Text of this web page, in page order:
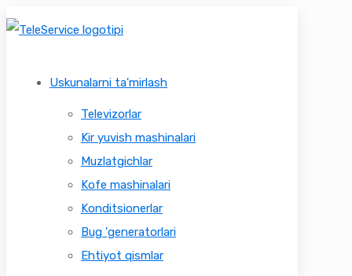
Uskunalarni ta'mirlash
Televizorlar
Kir yuvish mashinalari
Muzlatgichlar
Kofe mashinalari
Konditsionerlar
Bug 'generatorlari
Ehtiyot qismlar